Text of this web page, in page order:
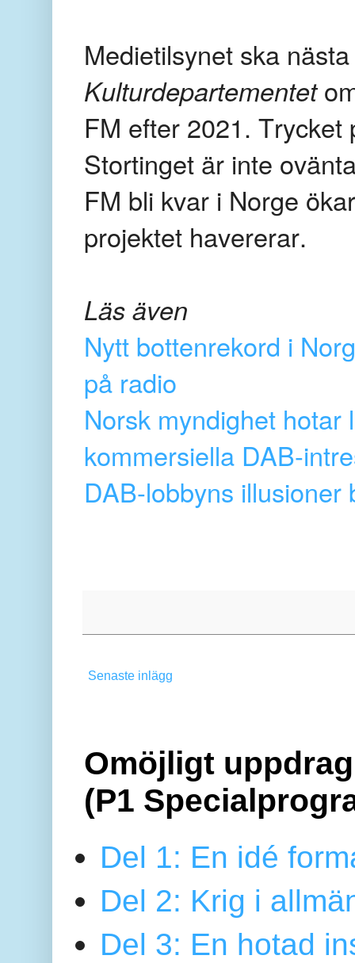
Medietilsynet ska
Kulturdepartementet
FM efter 2021.
Stortinget är inte
FM bli kvar i Norge
projektet havererar.
Läs även
Nytt bottenrekord i
på radio
Norsk myndighet
kommersiella DAB-
DAB-lobbyns
Senaste inlägg
Omöjligt
(P1
Del 1: En idé
Del 2: Krig i
Del 3: En hotad